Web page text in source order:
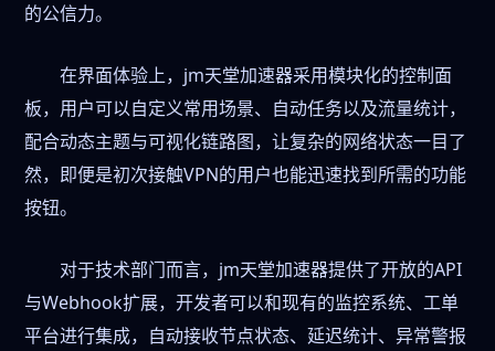
的公信力。
在界面体验上，jm天堂加速器采用模块化的控制面
板，用户可以自定义常用场景、自动任务以及流量统计，
配合动态主题与可视化链路图，让复杂的网络状态一目了
然，即便是初次接触VPN的用户也能迅速找到所需的功能
按钮。
对于技术部门而言，jm天堂加速器提供了开放的API
与Webhook扩展，开发者可以和现有的监控系统、工单
平台进行集成，自动接收节点状态、延迟统计、异常警报